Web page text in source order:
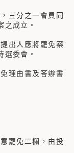
三分之一會員同
之成立。
出人應將罷免案
選委會。
理由書及答辯書
罷免二欄，由投